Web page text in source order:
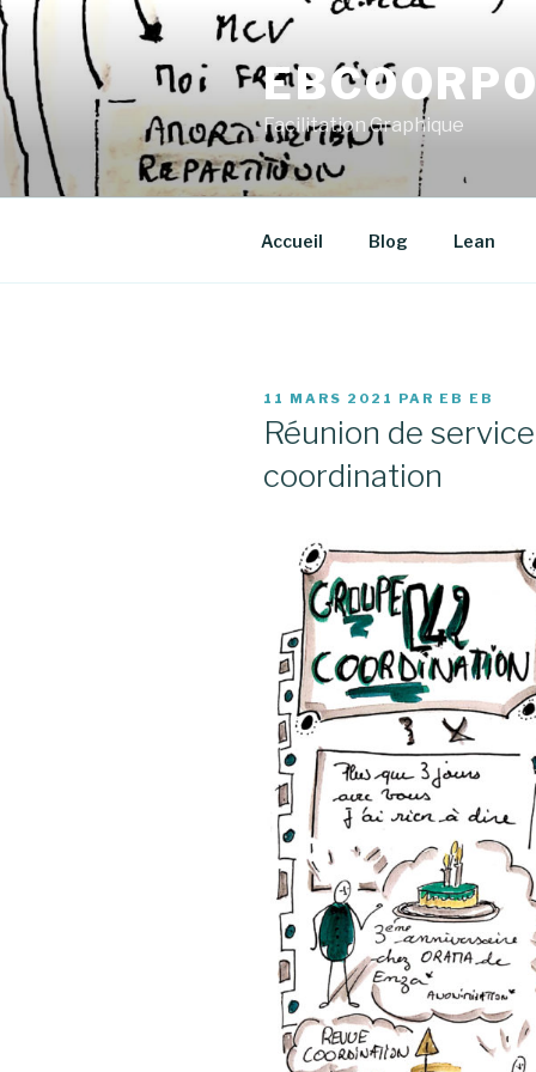
Aller
au
contenu
principal
Facilitation Graphique
Accueil Blog Lean
PUBLIÉ
LE
11 MARS 2021 PAR EB EB
Réunion de
coordination